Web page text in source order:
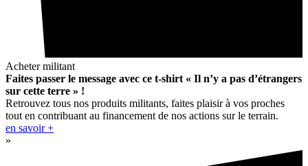
Acheter militant
Faites passer le message avec ce t-shirt « Il n’y a pas d’étrangers
sur cette terre » !
Retrouvez tous nos produits militants, faites plaisir à vos proches
tout en contribuant au financement de nos actions sur le terrain.
en savoir +
»